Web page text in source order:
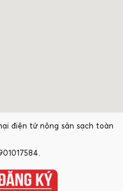
điện tử nông sản sạch toàn